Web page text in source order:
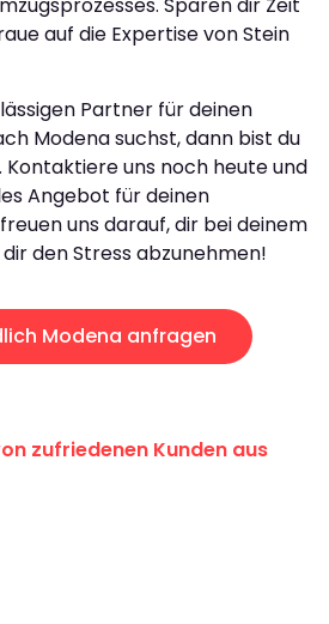
Sparen dir Zeit
auf die Expertise von Stein
Partner für deinen
Modena suchst, dann bist du
Kontaktiere uns noch heute und
Angebot für deinen
uns darauf, dir bei deinem
den Stress abzunehmen!
Modena anfragen
zufriedenen Kunden aus